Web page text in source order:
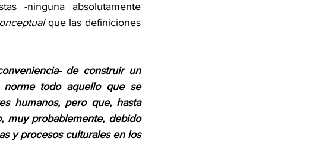
-ninguna absolutamente
que las definiciones
de construir un
norme todo aquello que se
humanos, pero que, hasta
muy probablemente, debido
y procesos culturales en los